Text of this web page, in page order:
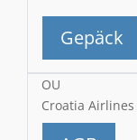
Gepäck
OU
Croatia Airlines